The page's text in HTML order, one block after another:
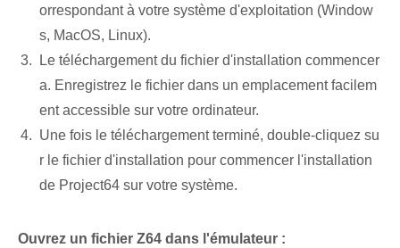
orrespondant à votre système d'exploitation (Window
s, MacOS, Linux).
Le téléchargement du fichier d'installation commencer
a. ⁣Enregistrez le fichier dans un emplacement facilem
ent accessible sur votre ordinateur.
Une fois le téléchargement terminé, double-cliquez su
r le fichier d'installation pour commencer l'installation
de Project64 sur votre système.
Ouvrez un fichier Z64 dans l'émulateur :